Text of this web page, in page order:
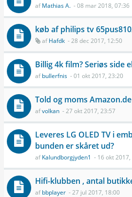
afMathias A. - 08 mar 2018, 07:36
køb af philips tv
afHafdk - 28 dec 2017, 12:50
Billig 4k film? Seriøs side
afbullerfnis - 01 okt 2017, 23:20
Told og moms
afvolkan - 27 okt 2017, 23:57
Leveres LG OLED TV i
bunden er skåret ud?
afKalundborgjyden1 - 16 okt 2017,
Hifi-klubben , antal
afbbplayer - 27 jul 2017, 18:00